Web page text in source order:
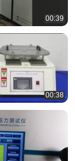
00:39
00:38